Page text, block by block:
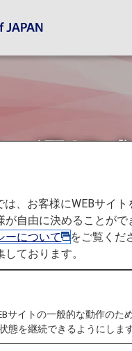
選択式
は、お客様にWEBサイ
が自由に決めることが
ーについて
をご覧くだ
ております。
サイトの一般的な動作の
態を継続できるようにします